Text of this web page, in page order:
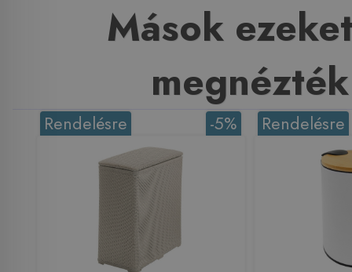
Mások
megnézték
-5%
Rendelésre Rendelésre